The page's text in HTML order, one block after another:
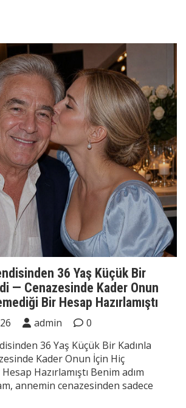
36 Yaş Küçük Bir
— Cenazesinde Kader Onun
Bir Hesap Hazırlamıştı
admin
0
36 Yaş Küçük Bir Kadınla
Kader Onun İçin Hiç
Hazırlamıştı Benim adım
annemin cenazesinden sadece